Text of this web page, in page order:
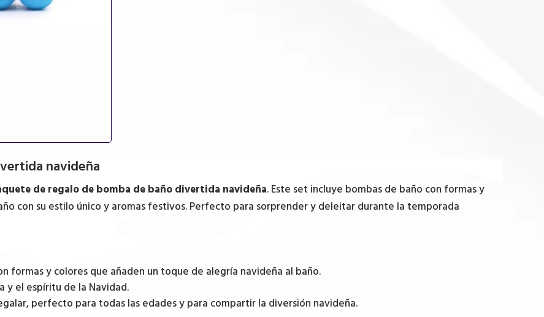
navideña
de regalo de bomba de baño divertida navideña. Este set incluye bombas de baño con formas y
con su estilo único y aromas festivos. Perfecto para sorprender y deleitar durante la temporada
formas y colores que añaden un toque de alegría navideña al baño.
y el espíritu de la Navidad.
perfecto para todas las edades y para compartir la diversión navideña.